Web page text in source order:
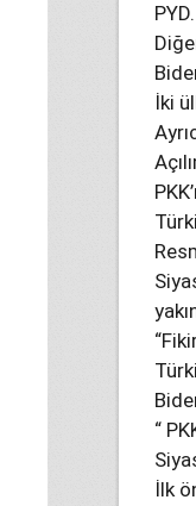
İki
“
İlk